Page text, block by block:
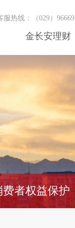
服热线：（029）96669
金长安理财
费者权益保护